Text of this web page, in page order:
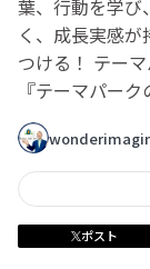
葉、行動を学び
く、成長実感
つける！ テー
『テーマパー
ポスト